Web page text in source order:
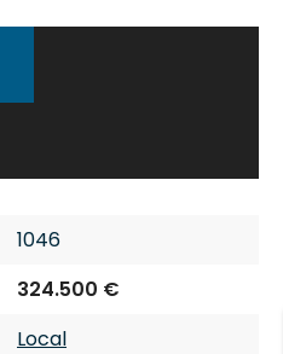
1046
324.500 €
Local